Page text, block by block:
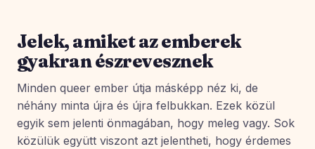
Jelek, amiket az emberek
gyakran észrevesznek
Minden queer ember útja másképp néz ki, de
néhány minta újra és újra felbukkan. Ezek közül
egyik sem jelenti önmagában, hogy meleg vagy. Sok
közülük együtt viszont azt jelentheti, hogy érdemes